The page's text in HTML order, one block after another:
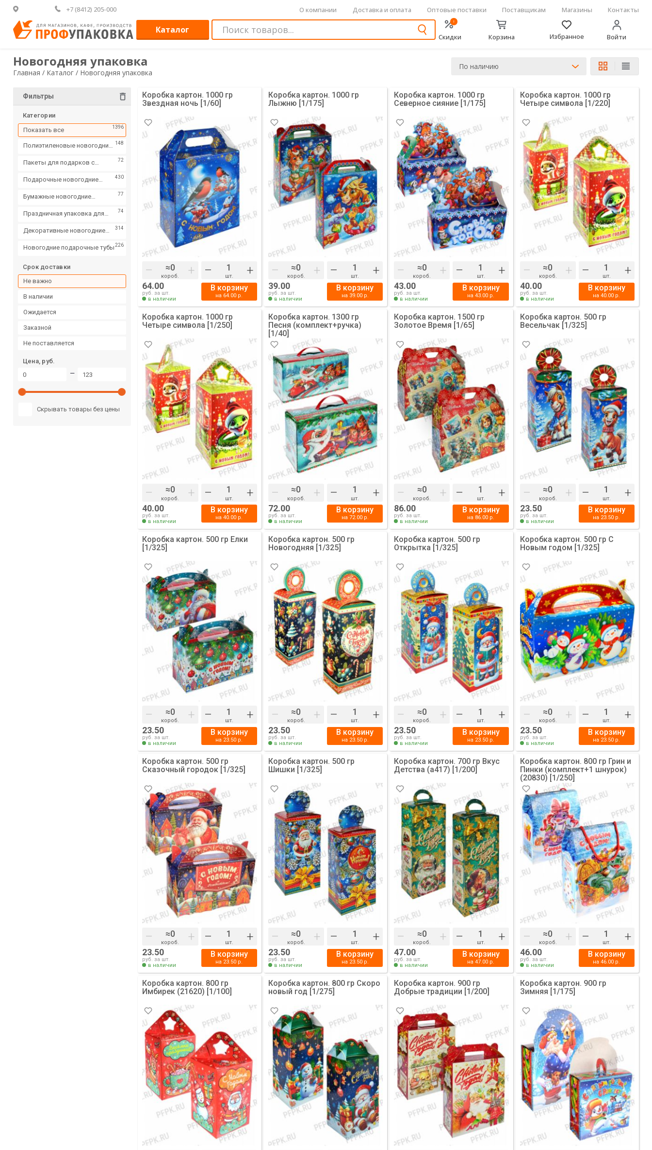
+7 (8412) 205-000 О компании Доставка и оплата Оптовые поставки Поставщикам Магазины Контакты
Каталог
!
Скидки Корзина Избранное Войти
Новогодняя упаковка
Главная / Каталог / Новогодняя упаковка
По наличию
Фильтры
Категории
Показать все
1396
Полиэтиленовые новогодние
148
Пакеты для подарков с
72
Подарочные новогодние
430
Бумажные новогодние
77
Праздничная упаковка для
74
Декоративные новогодние
314
Новогодние подарочные тубы 226
Срок доставки
Не важно
в наличии
ожидается
заказной
не поставляется
Цена, руб.
—
Скрывать товары без цены
Коробка картон. 1000 гр
Звездная ночь [1/60]
– короб. + – шт. +
64.00
руб. за шт.
в наличии
В корзину
на 64.00 р.
Коробка картон. 1000 гр
Лыжню [1/175]
– короб. + – шт. +
39.00
руб. за шт.
в наличии
В корзину
на 39.00р.
Коробка картон. 1000 гр
Северное сияние [1/175]
– короб. + – шт. +
43.00
руб. за шт.
в наличии
В корзину
на43.00 р.
Коробка картон. 1000 гр
Четыре символа [1/220]
– короб. + – шт. +
40.00
руб. за шт.
в наличии
В корзину
на40.00 р.
Коробка картон. 1000 гр
Четыре символа [1/250]
– короб. + – шт. +
40.00
руб. за шт.
в наличии
В корзину
на40.00 р.
Коробка картон. 1300 гр
Песня (комплект+ручка)
[1/40]
– короб. + – шт. +
72.00
руб. за шт.
в наличии
В корзину
на 72.00р.
Коробка картон. 1500 гр
Золотое Время [1/65]
– короб. + – шт. +
86.00
руб. за шт.
в наличии
В корзину
на 86.00 р.
Коробка картон. 500 гр
Весельчак [1/325]
– короб. + – шт. +
23.50
руб. за шт.
в наличии
В корзину
на 23.50 р.
Коробка картон. 500 гр Елки
[1/325]
– короб. + – шт. +
23.50
руб. за шт.
в наличии
В корзину
на 23.50 р.
Коробка картон. 500 гр
Новогодняя [1/325]
– короб. + – шт. +
23.50
руб. за шт.
в наличии
В корзину
на 23.50р.
Коробка картон. 500 гр
Открытка [1/325]
– короб. + – шт. +
23.50
руб. за шт.
в наличии
В корзину
на 23.50 р.
Коробка картон. 500 гр С
Новым годом [1/325]
– короб. + – шт. +
23.50
руб. за шт.
в наличии
В корзину
на 23.50 р.
Коробка картон. 500 гр
Сказочный городок [1/325]
– короб. + – шт. +
23.50
руб. за шт.
в наличии
В корзину
на 23.50 р.
Коробка картон. 500 гр
Шишки [1/325]
– короб. + – шт. +
23.50
руб. за шт.
в наличии
В корзину
на 23.50р.
Коробка картон. 700 гр Вкус
Детства (а417) [1/200]
– короб. + – шт. +
47.00
руб. за шт.
в наличии
В корзину
на47.00 р.
Коробка картон. 800 гр Грин и
Пинки (комплект+1 шнурок)
(20830) [1/250]
– короб. + – шт. +
46.00
руб. за шт.
в наличии
В корзину
на46.00 р.
Коробка картон. 800 гр
Имбирек (21620) [1/100]
Коробка картон. 800 гр Скоро
новый год [1/275]
Коробка картон. 900 гр
Добрые традиции [1/200]
Коробка картон. 900 гр
Зимняя [1/175]